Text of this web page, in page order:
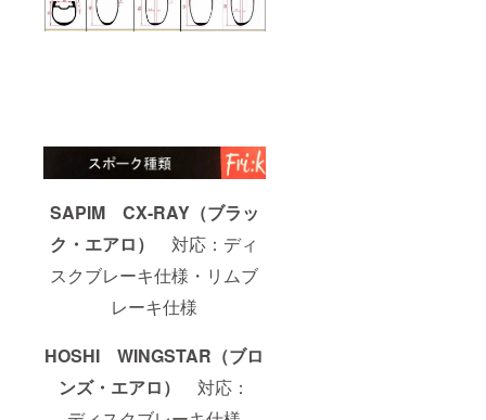
SAPIM CX-RAY（ブラッ
ク・エアロ）
対応：ディ
スクブレーキ仕様・リムブ
レーキ仕様
HOSHI WINGSTAR（ブロ
ンズ・エアロ）
対応：